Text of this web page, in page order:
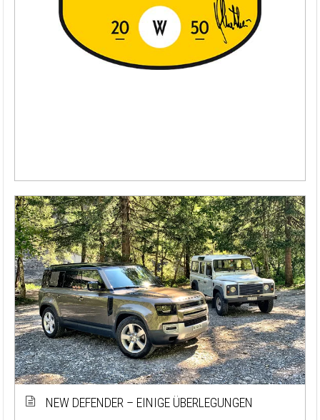
NEW DEFENDER – EINIGE ÜBERLEGUNGEN